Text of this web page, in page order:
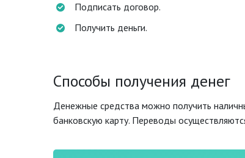
Подписать договор.
Получить деньги.
Способы получения денег
Денежные средства можно получить
банковскую карту. Переводы